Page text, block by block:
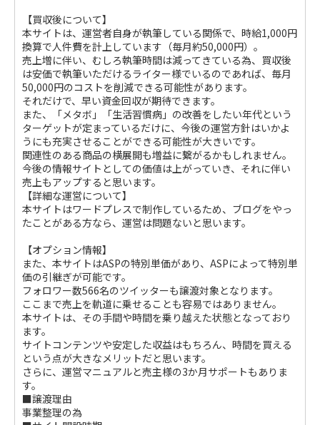
【買収後について】
本サイトは、運営者自身が執筆している関係で、時給1,000円
換算で人件費を計上しています（毎月約50,000円）。
売上増に伴い、むしろ執筆時間は減ってきている為、買収後
は安価で執筆いただけるライター様でいるのであれば、毎月
50,000円のコストを削減できる可能性があります。
それだけで、早い資金回収が期待できます。
また、「メタボ」「生活習慣病」の改善をしたい年代という
ターゲットが定まっているだけに、今後の運営方針はいかよ
うにも充実させることができる可能性が大きいです。
関連性のある商品の横展開も増益に繋がるかもしれません。
今後の情報サイトとしての価値は上がっていき、それに伴い
売上もアップすると思います。
【詳細な運営について】
本サイトはワードプレスで制作しているため、ブログをやっ
たことがある方なら、運営は問題ないと思います。
【オプション情報】
また、本サイトはASPの特別単価があり、ASPによって特別単
価の引継ぎが可能です。
フォロワー数566名のツイッターも譲渡対象となります。
ここまで売上を軌道に乗せることも容易ではありません。
本サイトは、その手間や時間を乗り越えた状態となっており
ます。
サイトコンテンツや安定した収益はもちろん、時間を買える
という点が大きなメリットだと思います。
さらに、運営マニュアルと売主様の3か月サポートもありま
す。
■譲渡理由
事業整理の為